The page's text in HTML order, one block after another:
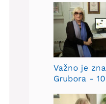
Važno je
Grubora -